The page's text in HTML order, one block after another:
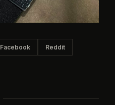
Facebook Reddit